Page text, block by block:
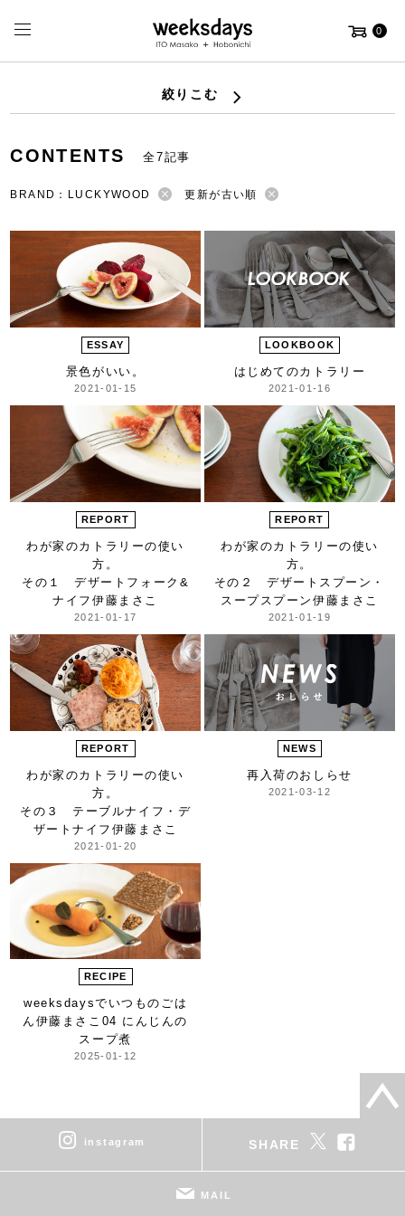
0
絞りこむ
CONTENTS 全7記事
BRAND：LUCKYWOOD 更新が古い順
ESSAY
景色がいい。
2021-01-15
LOOKBOOK
はじめてのカトラリー
2021-01-16
REPORT
わが家のカトラリーの使い
方。
その１ デザートフォーク&
ナイフ伊藤まさこ
2021-01-17
REPORT
わが家のカトラリーの使い
方。
その２ デザートスプーン・
スープスプーン 伊藤まさこ
2021-01-19
REPORT
わが家のカトラリーの使い
方。
その３ テーブルナイフ・デ
ザートナイフ 伊藤まさこ
2021-01-20
NEWS
再入荷のおしらせ
2021-03-12
RECIPE
weeksdaysで いつものごは
ん 伊藤まさこ 04 にんじんの
スープ煮
2025-01-12
instagram SHARE
MAIL